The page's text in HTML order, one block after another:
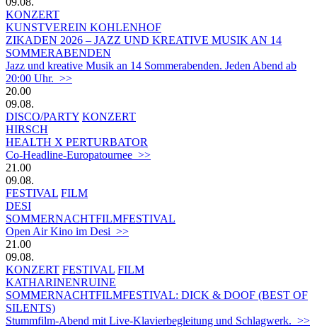
KONZERT
KUNSTVEREIN KOHLENHOF
ZIKADEN 2026 – JAZZ UND KREATIVE MUSIK AN 14
SOMMERABENDEN
Jazz und kreative Musik an 14 Sommerabenden. Jeden Abend ab
20:00 Uhr. >>
20.00
09.08.
DISCO/PARTY KONZERT
HIRSCH
HEALTH X PERTURBATOR
Co-Headline-Europatournee >>
21.00
09.08.
FESTIVAL FILM
DESI
SOMMERNACHTFILMFESTIVAL
Open Air Kino im Desi >>
21.00
09.08.
KONZERT FESTIVAL FILM
KATHARINENRUINE
SOMMERNACHTFILMFESTIVAL: DICK & DOOF (BEST OF
SILENTS)
Stummfilm-Abend mit Live-Klavierbegleitung und Schlagwerk. >>